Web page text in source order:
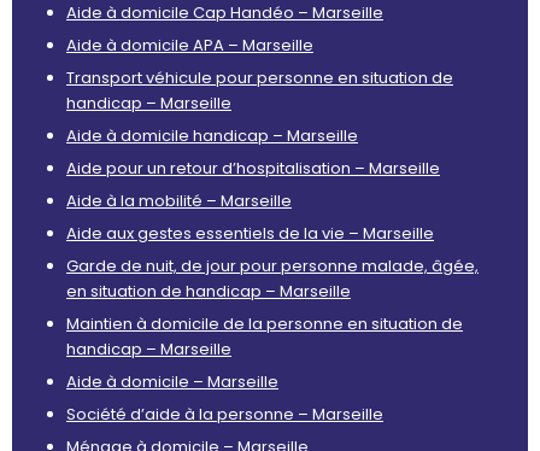
Aide à domicile Cap Handéo – Marseille
Aide à domicile APA – Marseille
Transport véhicule pour personne en situation de
handicap – Marseille
Aide à domicile handicap – Marseille
Aide pour un retour d’hospitalisation – Marseille
Aide à la mobilité – Marseille
Aide aux gestes essentiels de la vie – Marseille
Garde de nuit, de jour pour personne malade, âgée,
en situation de handicap – Marseille
Maintien à domicile de la personne en situation de
handicap – Marseille
Aide à domicile – Marseille
Société d’aide à la personne – Marseille